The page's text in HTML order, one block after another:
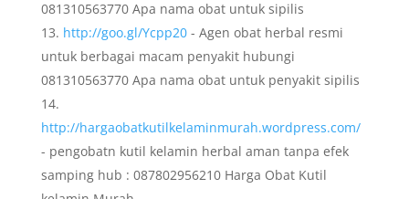
081310563770 Apa nama obat untuk sipilis
http://goo.gl/Ycpp20- Agen obat herbal resmi
untuk berbagai macam penyakit hubungi
081310563770 Apa nama obat untuk penyakit sipilis
http://hargaobatkutilkelaminmurah.wordpress.com/
- pengobatn kutil kelamin herbal aman tanpa efek
samping hub : 087802956210 Harga Obat Kutil